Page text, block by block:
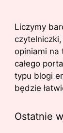
Liczymy
opiniami na
całego
typu blogi
będzie
Ostatnie